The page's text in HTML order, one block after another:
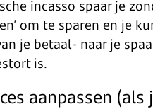
incasso spaar je
om te sparen en je
je betaal- naar je
is.
aanpassen